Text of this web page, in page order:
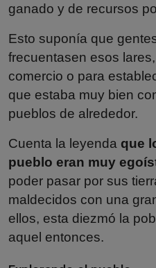
ganado y de recursos
Esto suponía que
frecuentasen esos
comercio o para
que estaba muy bien
pueblos de alrededor.
Cuenta la leyenda que
pueblo eran muy
poder pasar por sus
maldecidos con una
ellos, esta diezmó la
aquel entonces.